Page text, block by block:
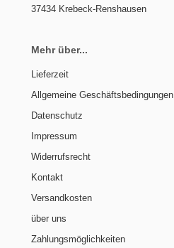
37434 Krebeck-Renshausen
Mehr über...
Lieferzeit
Allgemeine Geschäftsbedingungen
Datenschutz
Impressum
Widerrufsrecht
Kontakt
Versandkosten
über uns
Zahlungsmöglichkeiten